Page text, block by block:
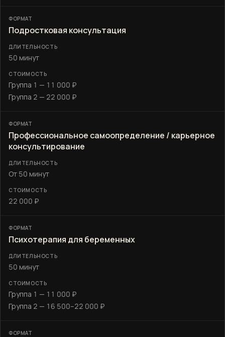
Подростковая консультация
50 минут
Группа 1 — 11 000 ₽
Группа 2 — 22 000 ₽
Профессиональное самоопределение / карьерное
консультирование
От 50 минут
22 000 ₽
Психотерапия для беременных
50 минут
Группа 1 — 11 000 ₽
Группа 2 — 16 500–22 000 ₽